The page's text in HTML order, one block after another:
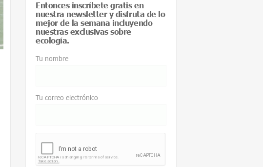
Entonces inscríbete gratis en
nuestra newsletter y disfruta de lo
mejor de la semana incluyendo
nuestras exclusivas sobre
ecología.
Tu nombre
Tu correo electrónico